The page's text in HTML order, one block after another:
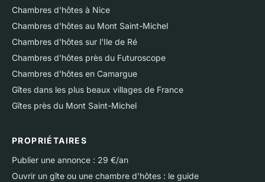
Chambres d'hôtes à Nice
Chambres d'hôtes au Mont Saint-Michel
Chambres d'hôtes sur l'Ile de Ré
Chambres d'hôtes près du Futuroscope
Chambres d'hôtes en Camargue
Gîtes dans les plus beaux villages de France
Gîtes près du Mont Saint-Michel
PROPRIÉTAIRES
Publier une annonce : 29 €/an
Ouvrir un gîte ou une chambre d'hôtes : le guide